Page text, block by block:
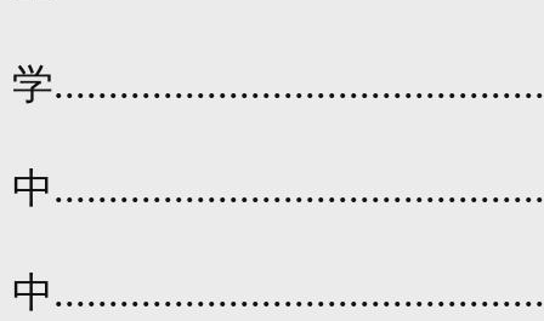
学
中
中